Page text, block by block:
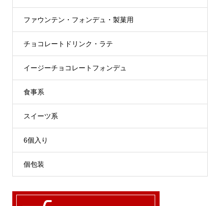
ファウンテン・フォンデュ・製菓用
チョコレートドリンク・ラテ
イージーチョコレートフォンデュ
食事系
スイーツ系
6個入り
個包装